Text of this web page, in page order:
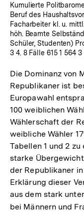
Kumulierte
Beruf des
Facharbeiter kl. u.
höh. Beamte
Schüler, Studenten)
3 4. 8 Fälle 615 1 564 3
Die Dominanz von
Republikaner ist
Europawahl
100 weiblichen
Wählerschaft der
weibliche Wähler
Tabellen 1 und 2
starke
der Republikaner
Erklärung dieser
aus dem stark
bei Männern und